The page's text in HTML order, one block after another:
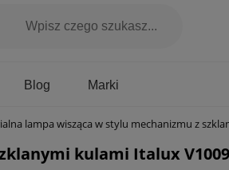
Blog Marki
lampa wisząca w stylu mechanizmu z szklanymi kulami Italux
kulami Italux